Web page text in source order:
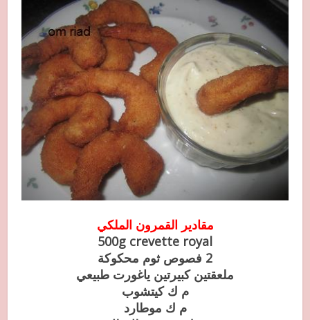
مقادير القمرون الملكي
500g crevette royal
2 فصوص ثوم محكوكة
ملعقتين كبيرتين ياغورت طبيعي
م ك كيتشوب
م ك موطارد